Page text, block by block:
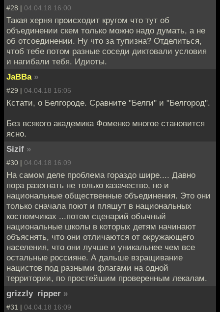
#28 | 04.04.18 16:00
Такая херня происходит кругом что тут об
объединении скем только можно надо думать, а не
об отсоединении. Ну что за тупизна? Отделиться,
чтоб тебе потом разные соседи диктовали условия
и нагибали тебя. Идиоты.
JaBBa »
#29 | 04.04.18 16:05
Кстати, о Белгороде. Сравните "Белги" и "Белгород".
Без всякого академика Фоменко многое становится
ясно.
Sizif »
#30 | 04.04.18 16:09
На самом деле проблема гораздо шире.... Давно
пора разогнать не только казачество, но и
национальные общественные объединения. Это они
только сначала поют и пляшут в национальных
костюмчиках ...потом сценарий обычный
национальные школы в которых детям начинают
объяснять, что они отличаются от окружающего
населения, что они лучше и уникальнее чем все
остальные россияне. А дальше взращивание
нацистов под разными флагами на одной
территории, по простейшим проверенным лекалам.
grizzly_ripper »
#31 | 04.04.18 16:09